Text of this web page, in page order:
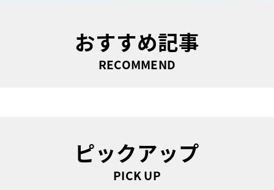
おすすめ記事
RECOMMEND
ピックアップ
PICK UP